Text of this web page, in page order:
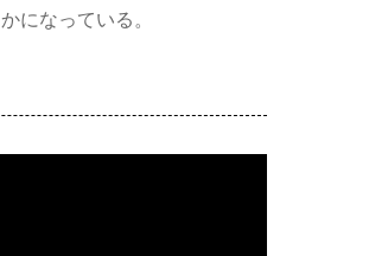
になっている。